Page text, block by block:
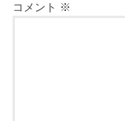
コメント ※